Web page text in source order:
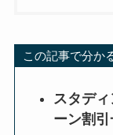
この記事で分か
スタデ
ーン割